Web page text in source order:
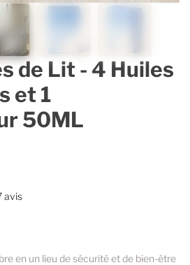
de Lit - 4 Huiles
et 1
50ML
avis
en un lieu de sécurité et de bien-être